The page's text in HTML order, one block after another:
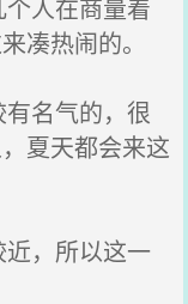
人在商量着
凑热闹的。
名气的，很
夏天都会来这
，所以这一